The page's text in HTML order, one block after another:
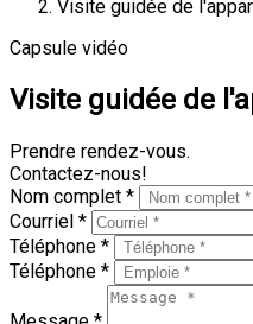
Visite guidée de
Capsule vidéo
Visite guidée de
Prendre rendez-vous.
Contactez-nous!
Nom complet *
Courriel *
Téléphone *
Téléphone *